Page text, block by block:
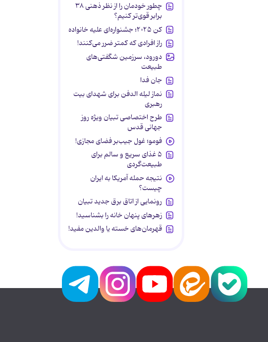
چطور خودمان را از نظر ذهنی ۳۸
برابر قوی‌تر کنیم؟
کن ۲۰۲۵؛ جشنواره‌ای علیه خانواده
راز افرادی که کمتر ضرر می‌کنند!
دورود، سرزمین شگفتی‌های
طبیعت
جان فدا
نماز لیله الدفن برای شهدای بیت
رهبری
طرح اختصاصی تبیان ویژه روز
جهانی قدس
فومو؛ غول جیب‌بر فضای مجازی!
۵ غذای سریع و سالم برای
طبیعت‌گردی
نتیجه حمله آمریکا به ایران
چیست؟
رونمایی از اتاق برق جدید تبیان
زهرهای پنهان خانه را بشناسید!
قهرمان‌های خسته یا والدین مفید!